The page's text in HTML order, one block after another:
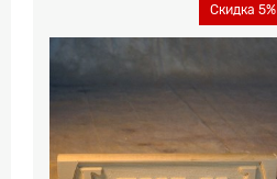
Скидка 5%